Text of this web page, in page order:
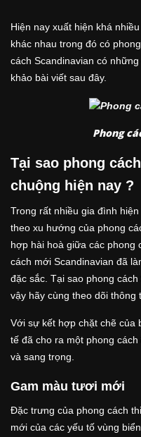
Hiện nay xuất hiện khá
khác nhau trong đó có
cách Scandinavian có
khảo bài viết sau đây.
Phong
Tại sao phong
chuộng hiện nay ?
Trong rất nhiều gia đình
theo xu hướng của phong
hợp hài hoà giữa các phong
cách mới Scandinavian đã
đặc sắc. Tại sao phong
vậy hãy cùng theo dõi thông
Với sự kết hợp chặt chẽ của
tế đã cho ra một phong
và sang trọng.
Gam màu tươi mới
Đặc trưng của phong cách
mới của các yếu tố vùng